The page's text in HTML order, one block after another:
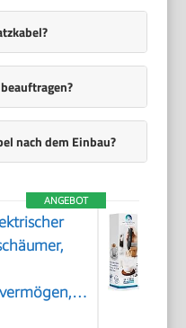
nach dem Einbau?
ANGEBOT